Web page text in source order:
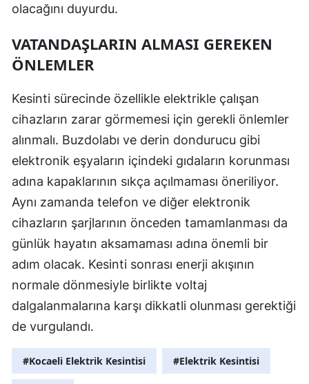
Kırşehir
Konya
Kütahya
Manisa
Kahramanmaraş
Mardin
Muğla
Niğde
olacağını duyurdu.
VATANDAŞLARIN ALMASI GEREKEN
ÖNLEMLER
Kesinti sürecinde özellikle elektrikle çalışan
cihazların zarar görmemesi için gerekli önlemler
alınmalı. Buzdolabı ve derin dondurucu gibi
elektronik eşyaların içindeki gıdaların korunması
adına kapaklarının sıkça açılmaması öneriliyor.
Aynı zamanda telefon ve diğer elektronik
cihazların şarjlarının önceden tamamlanması da
günlük hayatın aksamaması adına önemli bir
adım olacak. Kesinti sonrası enerji akışının
normale dönmesiyle birlikte voltaj
dalgalanmalarına karşı dikkatli olunması gerektiği
de vurgulandı.
#Kocaeli Elektrik Kesintisi #Elektrik Kesintisi